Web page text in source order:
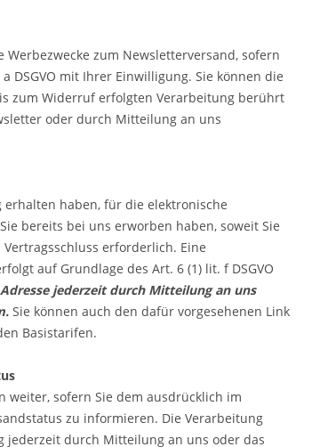
zum Newsletterversand, sofern
DSGVO mit Ihrer Einwilligung. Sie können die
zum Widerruf erfolgten Verarbeitung berührt
oder durch Mitteilung an uns
erhalten haben, für die elektronische
bereits bei uns erworben haben, soweit Sie
erforderlich. Eine
auf Grundlage des Art. 6 (1) lit. f DSGVO
jederzeit durch Mitteilung an uns
Sie können auch den dafür vorgesehenen Link
Basistarifen.
weiter, sofern Sie dem ausdrücklich im
zu informieren. Die Verarbeitung
jederzeit durch Mitteilung an uns oder das